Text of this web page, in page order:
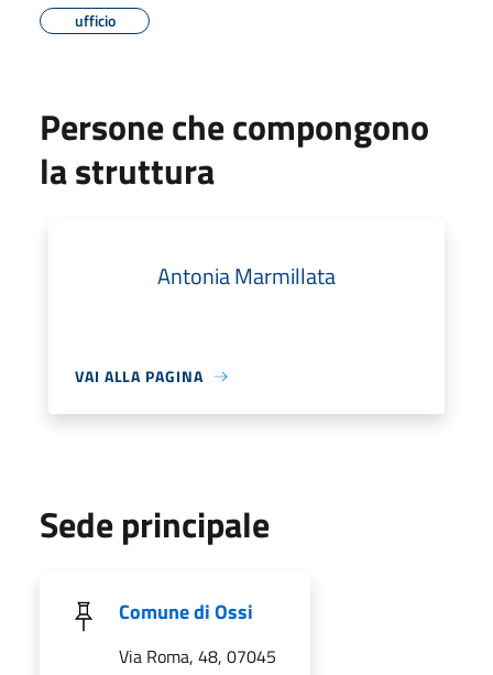
ufficio
Persone che compongono
la struttura
Antonia Marmillata
VAI ALLA PAGINA
Sede principale
Comune di Ossi
Via Roma, 48, 07045